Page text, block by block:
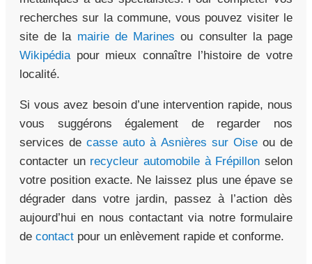
recherches sur la commune, vous pouvez visiter le
site de la mairie de Marines ou consulter la page
Wikipédia pour mieux connaître l’histoire de votre
localité.
Si vous avez besoin d’une intervention rapide, nous
vous suggérons également de regarder nos
services decasse auto à Asnières sur Oiseou de
contacter un recycleur automobile à Frépillon selon
votre position exacte. Ne laissez plus une épave se
dégrader dans votre jardin, passez à l’action dès
aujourd’hui en nous contactant via notre formulaire
de contact pour un enlèvement rapide et conforme.